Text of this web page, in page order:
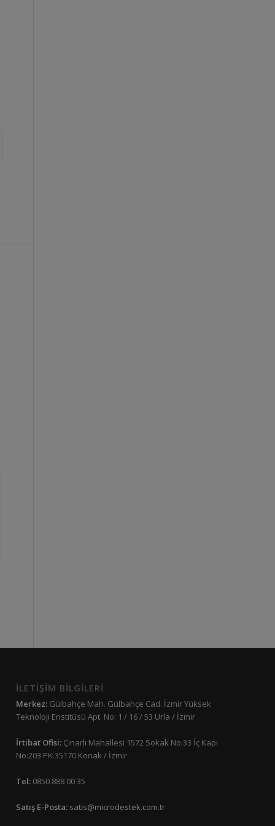
İLETİŞİM BİLGİLERİ
Merkez: Gülbahçe Mah. Gülbahçe Cad. İzmir Yüksek
Teknoloji Enstitüsü Apt. No: 1 / 16 / 53 Urla / İzmir
İrtibat Ofisi: Çınarlı Mahallesi 1572 Sokak No:33 İç Kapı
No:203 PK.35170 Konak / İzmir
Tel: 0850 888 00 35
Satış E-Posta: satis@microdestek.com.tr